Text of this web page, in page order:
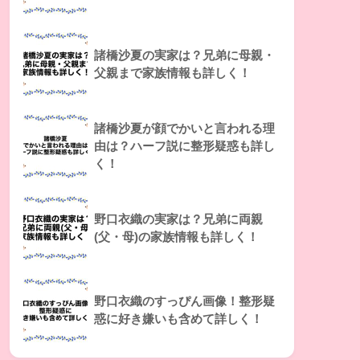
諸橋沙夏の実家は？兄弟に母親・
父親まで家族情報も詳しく！
諸橋沙夏が顔でかいと言われる理
由は？ハーフ説に整形疑惑も詳し
く！
野口衣織の実家は？兄弟に両親
(父・母)の家族情報も詳しく！
野口衣織のすっぴん画像！整形疑
惑に好き嫌いも含めて詳しく！